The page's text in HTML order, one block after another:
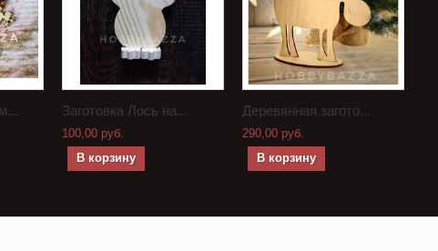
Заготовка Лось на...
100,00 руб.
В корзину
Деревянная загото...
290,00 руб.
В корзину